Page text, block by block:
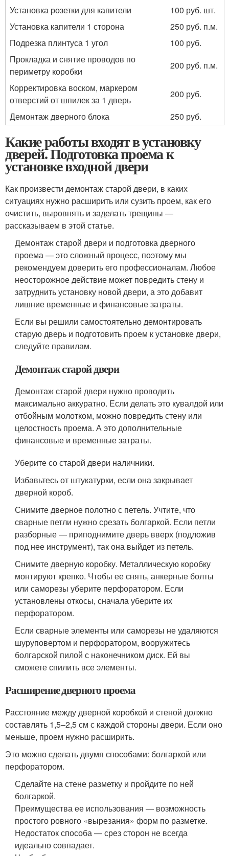
Установка розетки для капители
100 руб. шт.
Установка капители 1 сторона
250 руб. п.м.
Подрезка плинтуса 1 угол
100 руб.
Прокладка и снятие проводов по
периметру коробки
200 руб. п.м.
Корректировка воском, маркером
отверстий от шпилек за 1 дверь
200 руб.
Демонтаж дверного блока
250 руб.
Какие работы входят в установку
дверей. Подготовка проема к
установке входной двери
Как произвести демонтаж старой двери, в каких
ситуациях нужно расширить или сузить проем, как его
очистить, выровнять и заделать трещины —
рассказываем в этой статье.
Демонтаж старой двери и подготовка дверного
проема — это сложный процесс, поэтому мы
рекомендуем доверить его профессионалам. Любое
неосторожное действие может повредить стену и
затруднить установку новой двери, а это добавит
лишние временные и финансовые затраты.
Если вы решили самостоятельно демонтировать
старую дверь и подготовить проем к установке двери,
следуйте правилам.
Демонтаж старой двери
Демонтаж старой двери нужно проводить
максимально аккуратно. Если делать это кувалдой или
отбойным молотком, можно повредить стену или
целостность проема. А это дополнительные
финансовые и временные затраты.
Уберите со старой двери наличники.
Избавьтесь от штукатурки, если она закрывает
дверной короб.
Снимите дверное полотно с петель. Учтите, что
сварные петли нужно срезать болгаркой. Если петли
разборные — приподнимите дверь вверх (подложив
под нее инструмент), так она выйдет из петель.
Снимите дверную коробку. Металлическую коробку
монтируют крепко. Чтобы ее снять, анкерные болты
или саморезы уберите перфоратором. Если
установлены откосы, сначала уберите их
перфоратором.
Если сварные элементы или саморезы не удаляются
шуруповертом и перфоратором, вооружитесь
болгарской пилой с наконечником диск. Ей вы
сможете спилить все элементы.
Расширение дверного проема
Расстояние между дверной коробкой и стеной должно
составлять 1,5–2,5 см с каждой стороны двери. Если оно
меньше, проем нужно расширить.
Это можно сделать двумя способами: болгаркой или
перфоратором.
Сделайте на стене разметку и пройдите по ней
болгаркой.
Преимущества ее использования — возможность
простого ровного «вырезания» форм по разметке.
Недостаток способа — срез сторон не всегда
идеально совпадает.